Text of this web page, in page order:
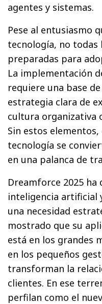
agentes y sistemas.
Pese al entusiasmo
tecnología, no todas
preparadas para
La implementación
requiere una base
estrategia clara de
cultura organizativa
Sin estos
tecnología se
en una palanca de
Dreamforce 2025 ha
inteligencia artificial
una necesidad
mostrado que su
está en los grandes
en los pequeños
transforman la
clientes. En ese
perfilan como el